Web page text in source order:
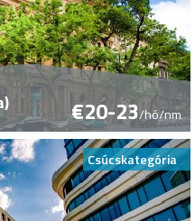
€20-23/hó/nm
Csúcskategória